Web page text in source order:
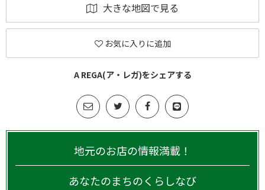
大きな地図で見る
お気に入りに追加
A REGA(ア・レガ)をシェアする
地元のお店の情報満載！
あなたのまちのくらしなび